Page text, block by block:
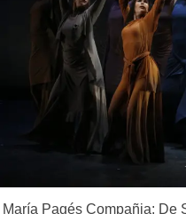
María Pagés Compañia: De